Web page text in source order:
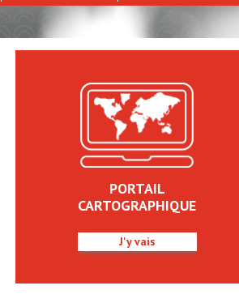
PORTAIL
CARTOGRAPHIQUE
J'y vais